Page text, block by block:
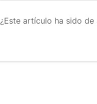
¿Este artículo ha sido de